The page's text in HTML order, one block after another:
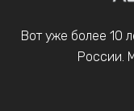
Вот уже более 10
России.